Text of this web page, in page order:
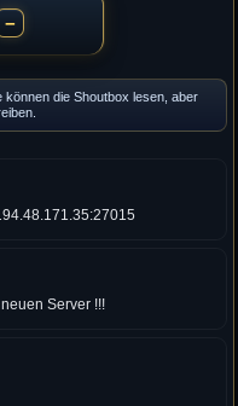
−
die Shoutbox lesen, aber
Server !!!